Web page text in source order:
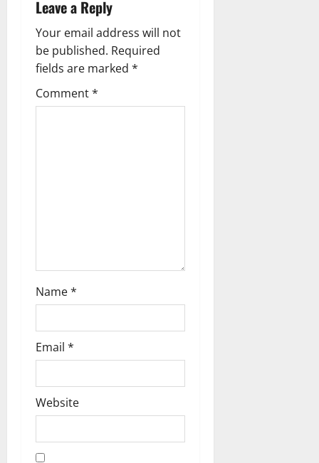
g
a
t
i
Leave a Reply
Your email address will not
be published. Required
fields are marked *
Comment*
Name*
Email *
Website